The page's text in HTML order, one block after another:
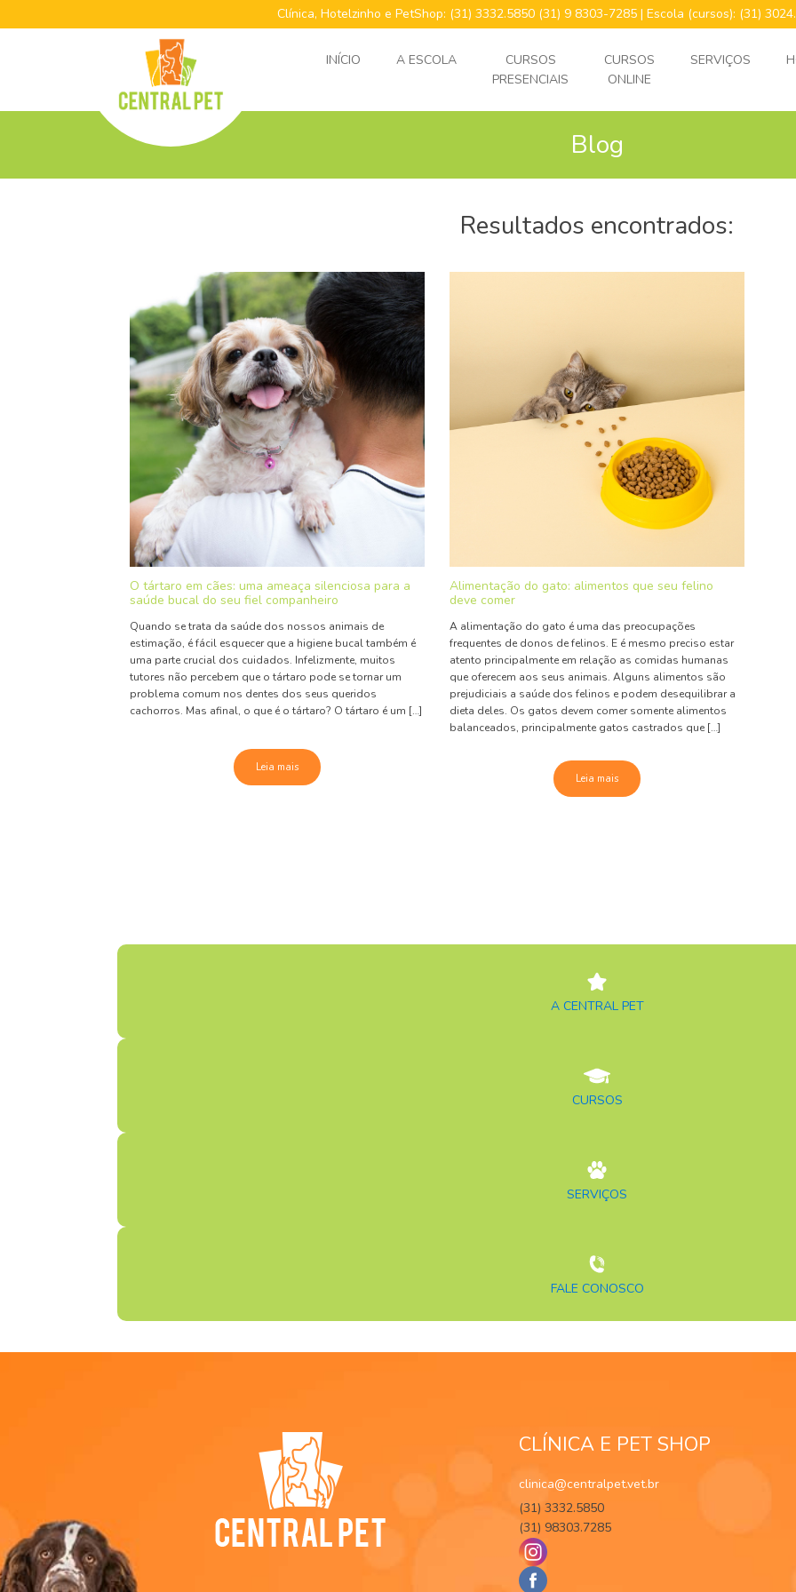
Clínica, Hotelzinho e PetShop: (31) 3332.5850 (31) 9 8303-7285 | Escola (cursos): (31)
INÍCIO A ESCOLA
CURSOS
PRESENCIAIS
CURSOS
ONLINE
SERVIÇOS
Blog
Resultados encontrados:
O tártaro em cães: uma ameaça silenciosa para a
saúde bucal do seu fiel companheiro
Quando se trata da saúde dos nossos animais de
estimação, é fácil esquecer que a higiene bucal também é
uma parte crucial dos cuidados. Infelizmente, muitos
tutores não percebem que o tártaro pode se tornar um
problema comum nos dentes dos seus queridos
cachorros. Mas afinal, o que é o tártaro? O tártaro é um […]
Leia mais
Alimentação do gato: alimentos que seu felino
deve comer
A alimentação do gato é uma das preocupações
frequentes de donos de felinos. E é mesmo preciso estar
atento principalmente em relação as comidas humanas
que oferecem aos seus animais. Alguns alimentos são
prejudiciais a saúde dos felinos e podem desequilibrar a
dieta deles. Os gatos devem comer somente alimentos
balanceados, principalmente gatos castrados que […]
Leia mais
A CENTRAL PET
CURSOS
SERVIÇOS
FALE CONOSCO
CLÍNICA E PET SHOP
clinica@centralpet.vet.br
(31) 3332.5850
(31) 98303.7285